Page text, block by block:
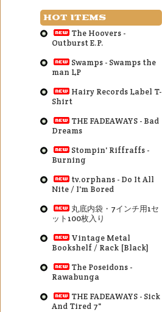
HOT ITEMS
The Hoovers -
Outburst E.P.
Swamps - Swamps the
man LP
Hairy Records Label T-
Shirt
THE FADEAWAYS - Bad
Dreams
Stompin' Riffraffs -
Burning
tv.orphans - Do It All
Nite / I'm Bored
丸底内袋・7インチ用1セ
ット100枚入り
Vintage Metal
Bookshelf / Rack [Black]
The Poseidons -
Rawabunga
THE FADEAWAYS - Sick
And Tired 7"